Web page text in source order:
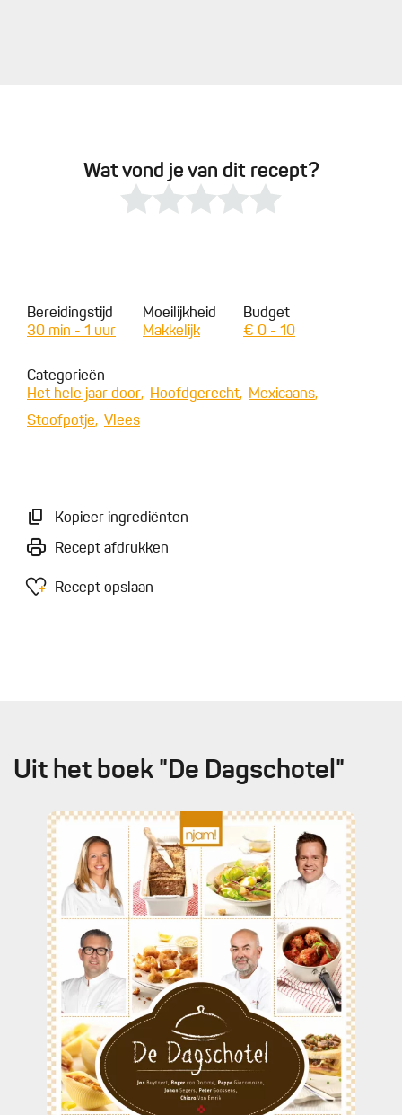
Wat vond je van dit recept?
Bereidingstijd
30 min - 1 uur
Moeilijkheid
Makkelijk
Budget
€ 0 - 10
Categorieën
Het hele jaar door
Hoofdgerecht
Mexicaans
Stoofpotje
Vlees
Kopieer ingrediënten
Recept afdrukken
Recept opslaan
Uit het boek "De Dagschotel"